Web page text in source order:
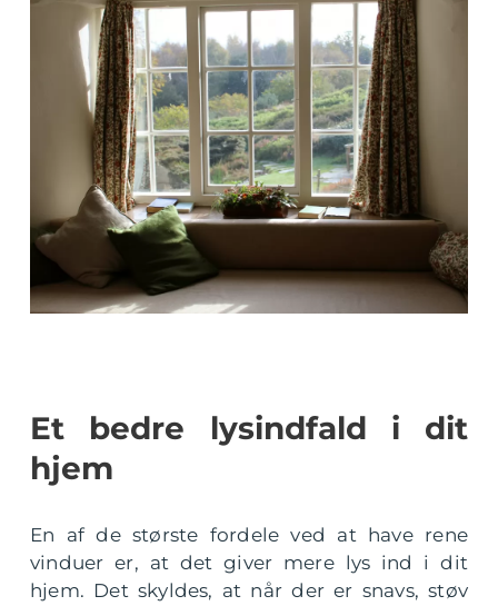
Et bedre lysindfald i dit
hjem
En af de største fordele ved at have rene
vinduer er, at det giver mere lys ind i dit
hjem. Det skyldes, at når der er snavs, støv